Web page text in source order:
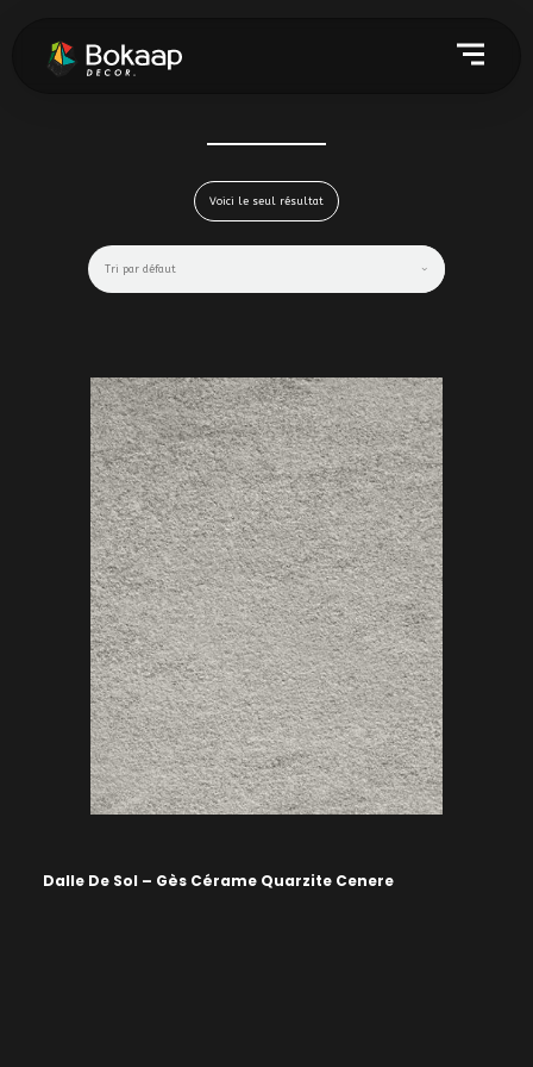
Voici le seul résultat
Dalle De Sol – Gès Cérame Quarzite Cenere